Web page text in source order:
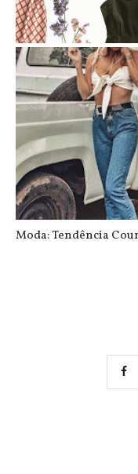
Zaful - Conheça
Moda: Tendência